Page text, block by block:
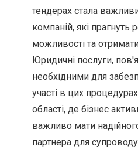
тендерах стала
компаній, які прагнуть
можливості та
Юридичні послуги,
необхідними для
участі в цих
області, де бізнес
важливо мати
партнера для